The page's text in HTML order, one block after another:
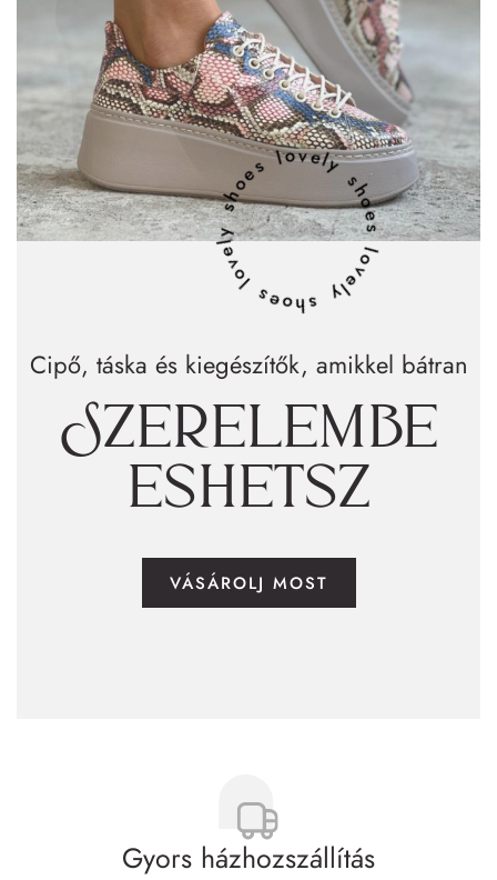
lovely shoes lovely shoes lovely shoes
Cipő, táska és kiegészítők, amikkel bátran
Szerelembe
eshetsz
VÁSÁROLJ MOST
Gyors házhozszállítás